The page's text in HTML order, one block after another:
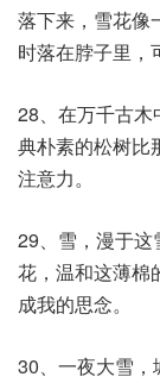
落下来，雪花像
时落在脖子里，
28、在万千古
典朴素的松树比
注意力。
29、雪，漫于
花，温和这薄棉
成我的思念。
30、一夜大雪